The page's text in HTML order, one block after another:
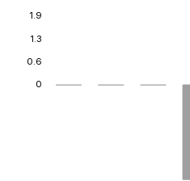
0
0.6
1.3
1.9